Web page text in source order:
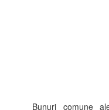
Bunuri comune